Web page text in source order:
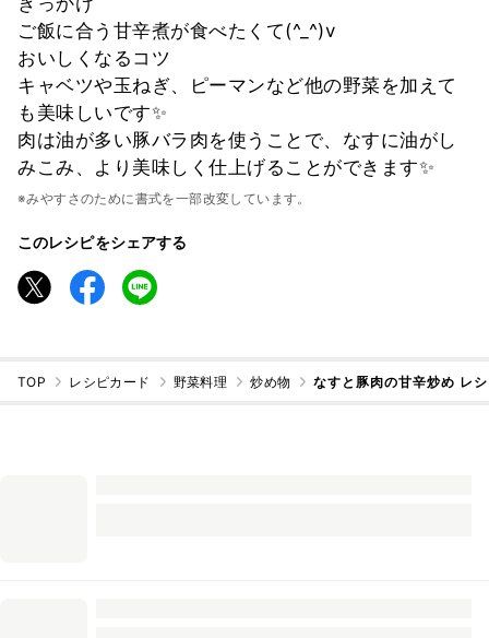
ご飯に合う甘辛煮が食べたくて(^_^)v
おいしくなるコツ
キャベツや玉ねぎ、ピーマンなど他の野菜を加えて
も美味しいです✨
肉は油が多い豚バラ肉を使うことで、なすに油がし
みこみ、より美味しく仕上げることができます✨
※みやすさのために書式を一部改変しています。
このレシピをシェアする
TOP レシピカード 野菜料理 炒め物 なすと豚肉の甘辛炒め レ